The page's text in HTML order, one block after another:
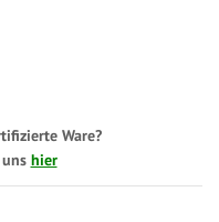
Ware?
hier